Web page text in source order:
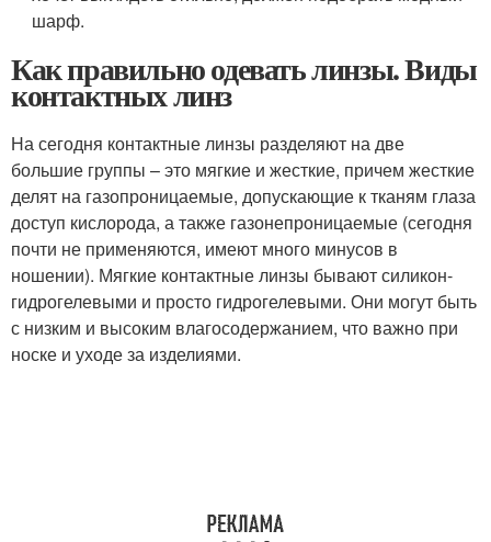
шарф.
Как правильно одевать линзы. Виды
контактных линз
На сегодня контактные линзы разделяют на две
большие группы – это мягкие и жесткие, причем жесткие
делят на газопроницаемые, допускающие к тканям глаза
доступ кислорода, а также газонепроницаемые (сегодня
почти не применяются, имеют много минусов в
ношении). Мягкие контактные линзы бывают силикон-
гидрогелевыми и просто гидрогелевыми. Они могут быть
с низким и высоким влагосодержанием, что важно при
носке и уходе за изделиями.